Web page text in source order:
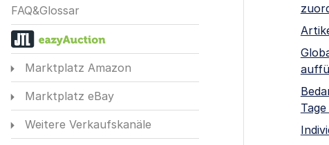
FAQ&Glossar
Marktplatz Amazon
Marktplatz eBay
Weitere Verkaufskanäle